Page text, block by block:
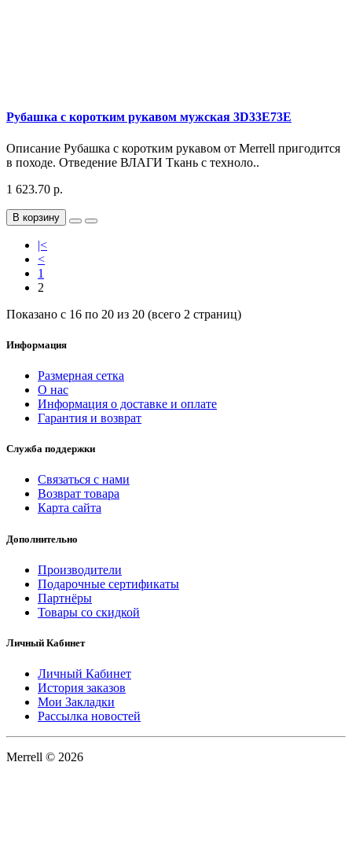
Рубашка с коротким рукавом мужская 3D33E73E
Описание Рубашка с коротким рукавом от Merrell пригодится
в походе. Отведение ВЛАГИ Ткань с техноло..
1 623.70 р.
В корзину
|<
<
1
2
Показано с 16 по 20 из 20 (всего 2 страниц)
Информация
Размерная сетка
О нас
Информация о доставке и оплате
Гарантия и возврат
Служба поддержки
Связаться с нами
Возврат товара
Карта сайта
Дополнительно
Производители
Подарочные сертификаты
Партнёры
Товары со скидкой
Личный Кабинет
Личный Кабинет
История заказов
Мои Закладки
Рассылка новостей
Merrell © 2026